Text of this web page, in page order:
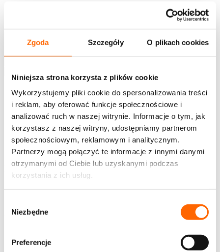
Zgoda Szczegóły O plikach cookies
Niniejsza strona korzysta z plików cookie
Wykorzystujemy pliki cookie do spersonalizowania treści
i reklam, aby oferować funkcje społecznościowe i
analizować ruch w naszej witrynie. Informacje o tym, jak
korzystasz z naszej witryny, udostępniamy partnerom
społecznościowym, reklamowym i analitycznym.
Partnerzy mogą połączyć te informacje z innymi danymi
otrzymanymi od Ciebie lub uzyskanymi podczas
korzystania z ich usług.
zgody
Niezbędne
Preferencje
Zapraszamy do kontaktu
Strefa wiedzy
PL
EN
Newsletter
Chcesz jako pierwszy otrzymywać ciekawe treści z
informacje o szkoleniach i promocjach House of
Bądź na bieżąco - zapisz się!